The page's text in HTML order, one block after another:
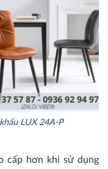
LUX 24A-P
cấp hơn khi sử dụng